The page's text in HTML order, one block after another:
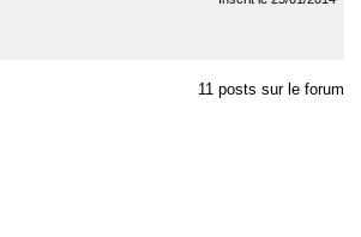
11 posts sur le forum